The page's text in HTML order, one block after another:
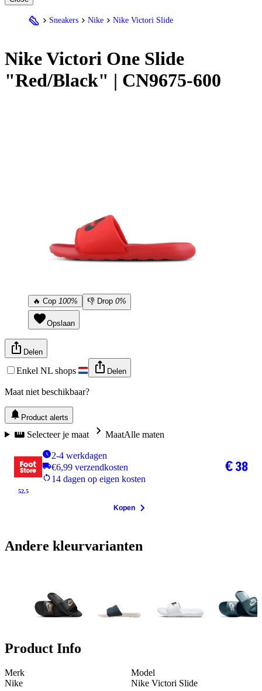
Sneakers Nike Nike Victori Slide
NikeVictori One Slide
"Red/Black" | CN9675-600
🔥 Cop 100% 👎 Drop 0%
Opslaan
Delen
Enkel NL shops Delen
Maat niet beschikbaar?
Product alerts
Selecteer je maat MaatAlle maten
2-4 werkdagen
€6,99 verzendkosten
14 dagen op eigen kosten
52.5
€ 38
Kopen
Andere kleurvarianten
Product Info
Merk
Nike
Model
Nike Victori Slide